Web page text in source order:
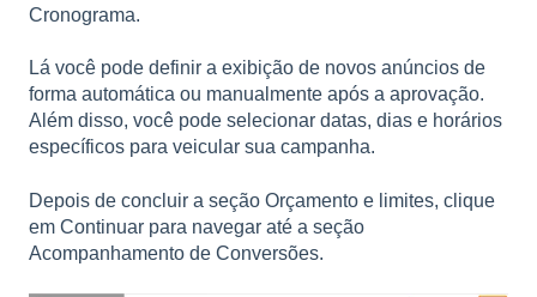
Cronograma.
Lá você pode definir a exibição de novos anúncios de
forma automática ou manualmente após a aprovação.
Além disso, você pode selecionar datas, dias e horários
específicos para veicular sua campanha.
Depois de concluir a seção Orçamento e limites, clique
em Continuar para navegar até a seção
Acompanhamento de Conversões.